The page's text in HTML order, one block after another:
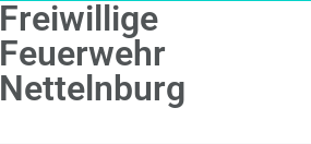
Freiwillige
Feuerwehr
Nettelnburg